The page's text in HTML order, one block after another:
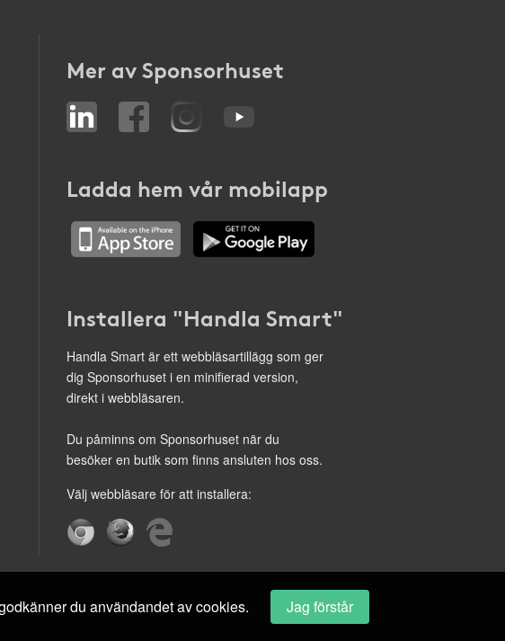
Mer av Sponsorhuset
Ladda hem vår mobilapp
Installera "Handla Smart"
Handla Smart är ett webbläsartillägg som ger
dig Sponsorhuset i en minifierad version,
direkt i webbläsaren.
Du påminns om Sponsorhuset när du
besöker en butik som finns ansluten hos oss.
Välj webbläsare för att installera:
du användandet av cookies. Jag förstår